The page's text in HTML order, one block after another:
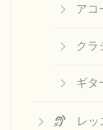
アコ
クラ
ギタ
レッ